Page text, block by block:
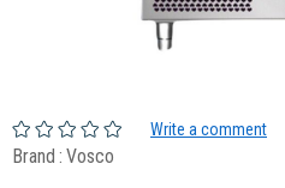
Write a comment
Brand : Vosco